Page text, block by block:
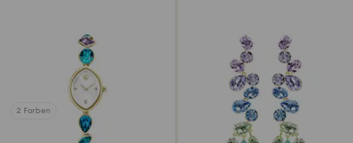
2 Farben